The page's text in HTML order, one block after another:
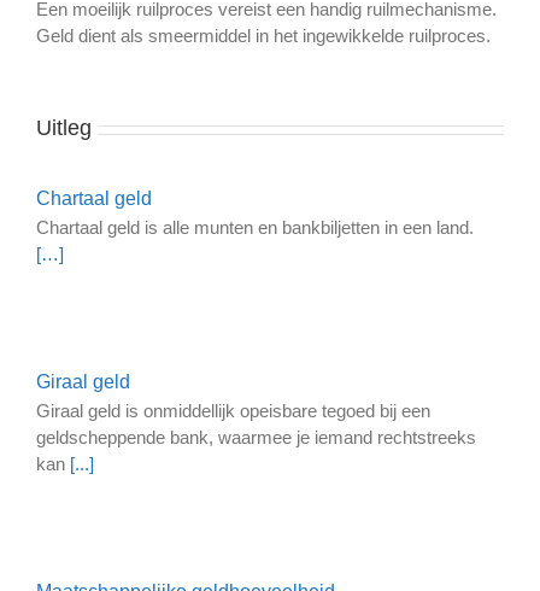
Een moeilijk ruilproces vereist een handig ruilmechanisme.
Geld dient als smeermiddel in het ingewikkelde ruilproces.
Uitleg
Chartaal geld
Chartaal geld is alle munten en bankbiljetten in een land.
[…]
Giraal geld
Giraal geld is onmiddellijk opeisbare tegoed bij een
geldscheppende bank, waarmee je iemand rechtstreeks
kan [...]